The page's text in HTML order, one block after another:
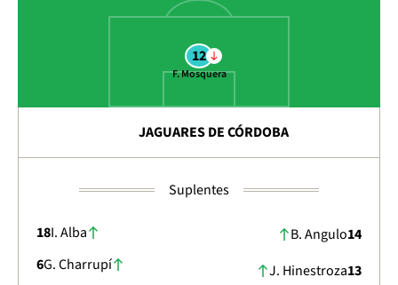
12
F. Mosquera
JAGUARES DE CÓRDOBA
Suplentes
18I. Alba
6G. Charrupí
14
B. Angulo
13
J. Hinestroza